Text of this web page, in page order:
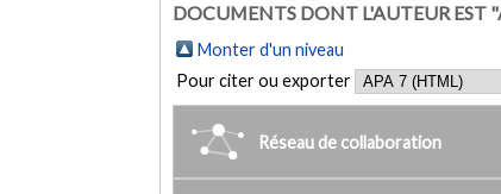
DOCUMENTS DONT L'AUTEUR EST
Monter d'un niveau
Pour citer ou exporter
Réseau de collaboration